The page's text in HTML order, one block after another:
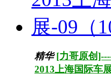
精华 [力哥原创
2013上海国际车